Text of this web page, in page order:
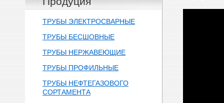
ТРУБЫ ЭЛЕКТРОСВАРНЫЕ
ТРУБЫ БЕСШОВНЫЕ
ТРУБЫ НЕРЖАВЕЮЩИЕ
ТРУБЫ ПРОФИЛЬНЫЕ
ТРУБЫ НЕФТЕГАЗОВОГО
СОРТАМЕНТА